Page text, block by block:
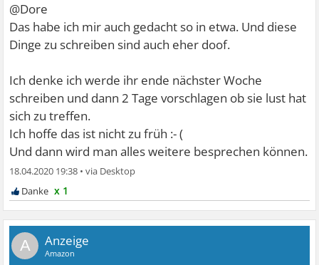
@Dore
Das habe ich mir auch gedacht so in etwa. Und diese
Dinge zu schreiben sind auch eher doof.
Ich denke ich werde ihr ende nächster Woche
schreiben und dann 2 Tage vorschlagen ob sie lust hat
sich zu treffen.
Ich hoffe das ist nicht zu früh :- (
Und dann wird man alles weitere besprechen können.
18.04.2020 19:38 •
x 1
A